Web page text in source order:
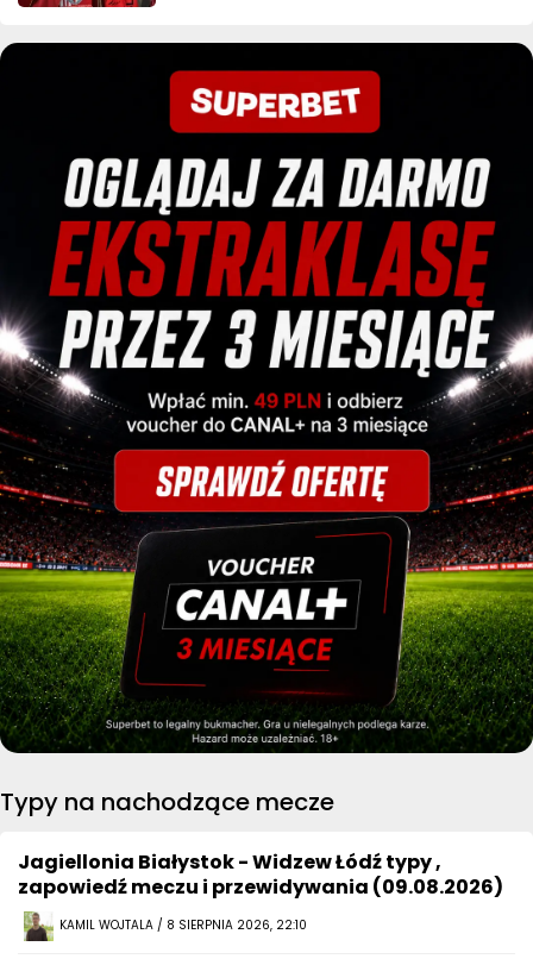
Typy na nachodzące mecze
Jagiellonia Białystok - Widzew Łódź typy ,
zapowiedź meczu i przewidywania (09.08.2026)
KAMIL WOJTALA / 8 SIERPNIA 2026, 22:10